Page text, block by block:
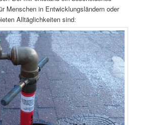
Menschen in Entwicklungsländern oder
Alltäglichkeiten sind: